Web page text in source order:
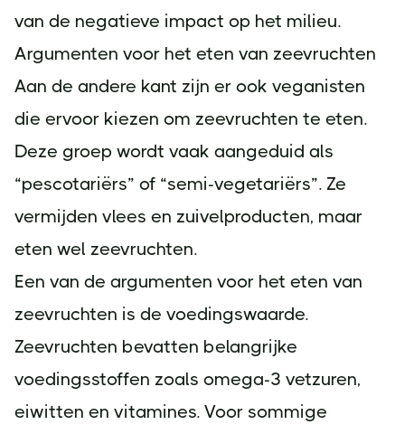
van de negatieve impact op het milieu.
Argumenten voor het eten van zeevruchten
Aan de andere kant zijn er ook veganisten
die ervoor kiezen om zeevruchten te eten.
Deze groep wordt vaak aangeduid als
“pescotariërs” of “semi-vegetariërs”. Ze
vermijden vlees en zuivelproducten, maar
eten wel zeevruchten.
Een van de argumenten voor het eten van
zeevruchten is de voedingswaarde.
Zeevruchten bevatten belangrijke
voedingsstoffen zoals omega-3 vetzuren,
eiwitten en vitamines. Voor sommige